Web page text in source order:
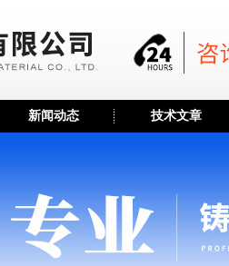
新闻动态 技术文章